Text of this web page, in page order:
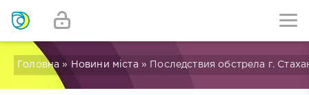
Головна » Новини міста » Последствия обстрела г.